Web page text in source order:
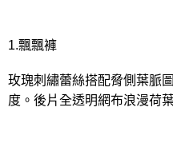
付款後門市自取
1.飄飄褲
玫瑰刺繡蕾絲搭配脅側葉脈
度。後片全透明網布浪漫荷